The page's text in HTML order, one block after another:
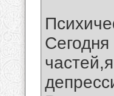
Сегодня